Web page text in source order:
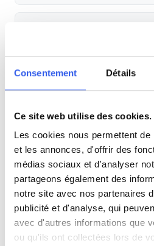
Consentement Détails
Ce site web utilise des cookies.
Les cookies nous permettent
et les annonces, d'offrir des
médias sociaux et d'analyser
partageons également des
notre site avec nos partenaires
publicité et d'analyse, qui
avec d'autres informations que
ou qu'ils ont collectées lors de
Seconde Première
Autres lycées à
Lycée privé ORT
Strasbourg